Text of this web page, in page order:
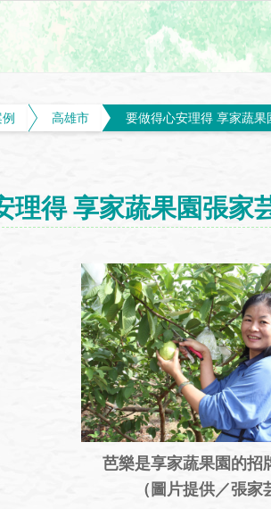
高雄市 要做得心安理得 享家蔬果
理得 享家蔬果園張家
芭樂是享家蔬果園的招
（圖片提供／張家